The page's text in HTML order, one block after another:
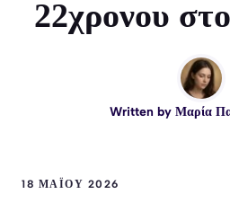
22χρονου
Written by Μαρία
18 ΜΑΪ́ΟΥ 2026